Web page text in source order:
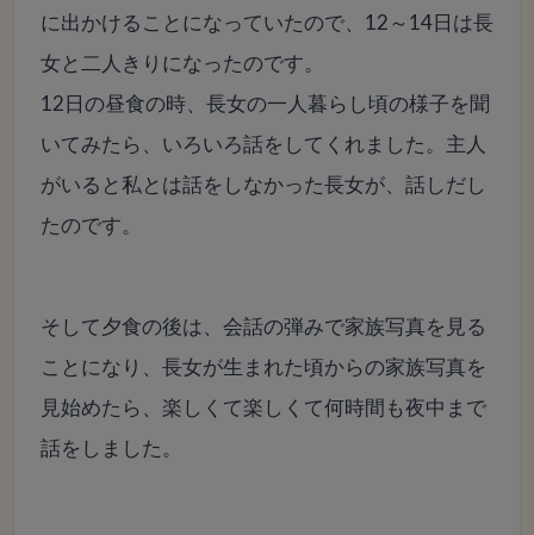
に出かけることになっていたので、12～14日は長
女と二人きりになったのです。
12日の昼食の時、長女の一人暮らし頃の様子を聞
いてみたら、いろいろ話をしてくれました。主人
がいると私とは話をしなかった長女が、話しだし
たのです。
そして夕食の後は、会話の弾みで家族写真を見る
ことになり、長女が生まれた頃からの家族写真を
見始めたら、楽しくて楽しくて何時間も夜中まで
話をしました。